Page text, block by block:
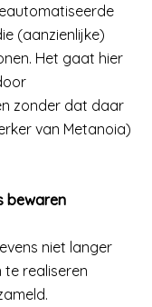
(aanzienlijke)
Het gaat hier
zonder dat daar
van Metanoia)
bewaren
niet langer
realiseren